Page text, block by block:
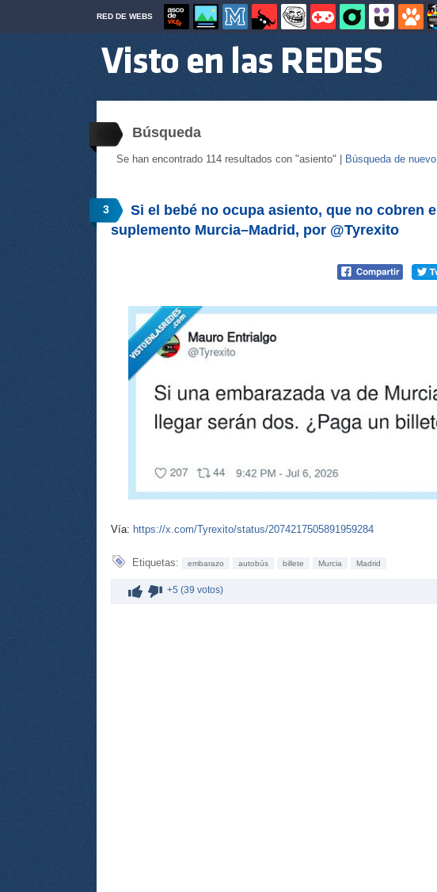
RED DE WEBS
Búsqueda
Se han encontrado 114 resultados con "asiento" | Búsqueda de nuevo
3
Si el bebé no ocupa asiento, que no cobren el
suplemento Murcia–Madrid, por @Tyrexito
Vía: https://x.com/Tyrexito/status/2074217505891959284
Etiquetas: embarazo autobús billete Murcia Madrid
+5 (39 votos)